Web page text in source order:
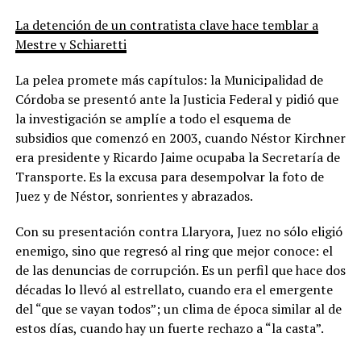
La detención de un contratista clave hace temblar a
Mestre y Schiaretti
La pelea promete más capítulos: la Municipalidad de
Córdoba se presentó ante la Justicia Federal y pidió que
la investigación se amplíe a todo el esquema de
subsidios que comenzó en 2003, cuando Néstor Kirchner
era presidente y Ricardo Jaime ocupaba la Secretaría de
Transporte. Es la excusa para desempolvar la foto de
Juez y de Néstor, sonrientes y abrazados.
Con su presentación contra Llaryora, Juez no sólo eligió
enemigo, sino que regresó al ring que mejor conoce: el
de las denuncias de corrupción. Es un perfil que hace dos
décadas lo llevó al estrellato, cuando era el emergente
del “que se vayan todos”; un clima de época similar al de
estos días, cuando hay un fuerte rechazo a “la casta”.